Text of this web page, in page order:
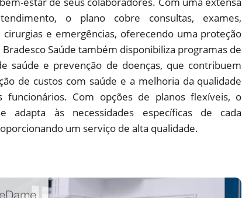
o plano cobre consultas, exames,
cirurgias e emergências, oferecendo uma proteção
Saúde também disponibiliza programas de
saúde e prevenção de doenças, que contribuem
de custos com saúde e a melhoria da qualidade
funcionários. Com opções de planos flexíveis, o
adapta às necessidades específicas de cada
um serviço de alta qualidade.